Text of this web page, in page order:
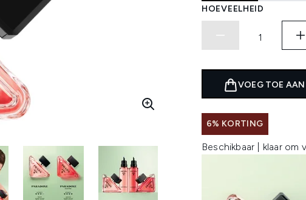
HOEVEELHEID
VOEG TOE
6% KORTING
Beschikbaar | klaar om